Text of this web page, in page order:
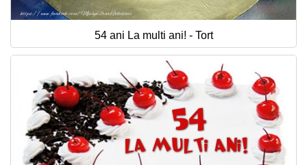
54 ani La multi ani! - Tort